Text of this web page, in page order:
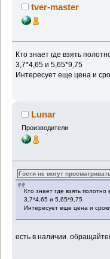
tver-master
Кто знает где взять
3,7*4,65 и 5,65*9,75
Интересует еще цена и
Lunar
Производители
Гости не могут
Кто знает где взять
3,7*4,65 и 5,65*9,75
Интересует еще цена и
есть в наличии.